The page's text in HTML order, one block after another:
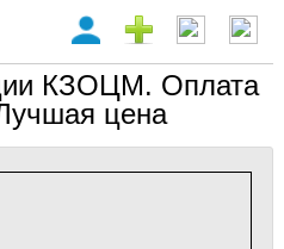
КЗОЦМ. Оплата
цена